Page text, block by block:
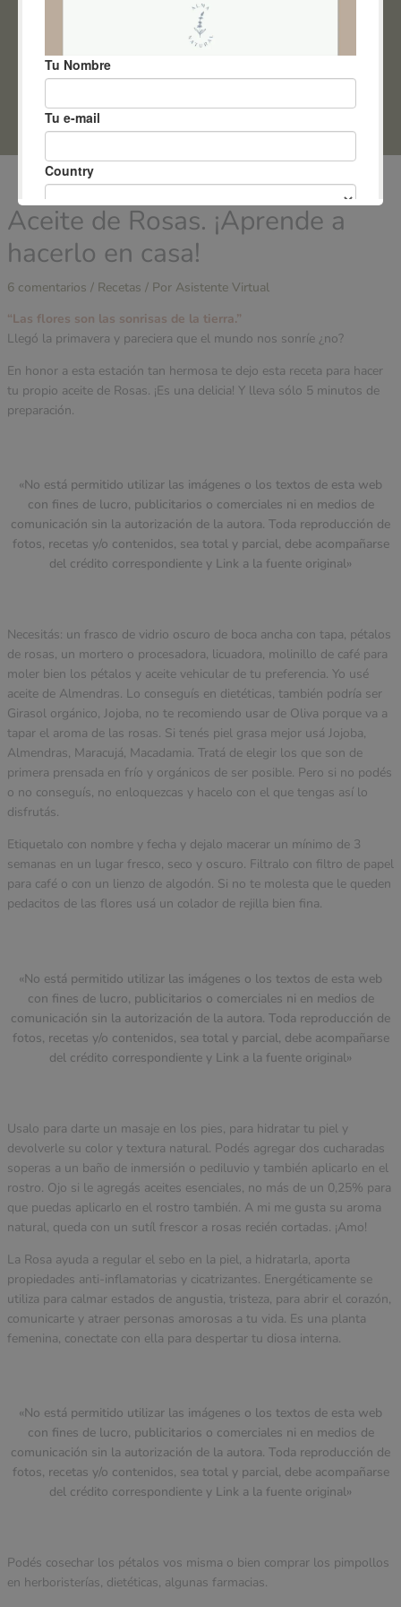
ACCESO ALUMNAS
Aceite de Rosas. ¡Aprende a
hacerlo en casa!
6 comentarios / Recetas / Por Asistente Virtual
“Las flores son las sonrisas de la tierra.”
Llegó la primavera y pareciera que el mundo nos sonríe ¿no?
En honor a esta estación tan hermosa te dejo esta receta para hacer
tu propio aceite de Rosas. ¡Es una delicia! Y lleva sólo 5 minutos de
preparación.
«No está permitido utilizar las imágenes o los textos de esta web
con fines de lucro, publicitarios o comerciales ni en medios de
comunicación sin la autorización de la autora. Toda reproducción de
fotos, recetas y/o contenidos, sea total y parcial, debe acompañarse
del crédito correspondiente y Link a la fuente original»
Necesitás: un frasco de vidrio oscuro de boca ancha con tapa, pétalos
de rosas, un mortero o procesadora, licuadora, molinillo de café para
moler bien los pétalos y aceite vehicular de tu preferencia. Yo usé
aceite de Almendras. Lo conseguís en dietéticas, también podría ser
Girasol orgánico, Jojoba, no te recomiendo usar de Oliva porque va a
tapar el aroma de las rosas. Si tenés piel grasa mejor usá Jojoba,
Almendras, Maracujá, Macadamia. Tratá de elegir los que son de
primera prensada en frío y orgánicos de ser posible. Pero si no podés
o no conseguís, no enloquezcas y hacelo con el que tengas así lo
disfrutás.
Etiquetalo con nombre y fecha y dejalo macerar un mínimo de 3
semanas en un lugar fresco, seco y oscuro. Filtralo con filtro de papel
para café o con un lienzo de algodón. Si no te molesta que le queden
pedacitos de las flores usá un colador de rejilla bien fina.
«No está permitido utilizar las imágenes o los textos de esta web
con fines de lucro, publicitarios o comerciales ni en medios de
comunicación sin la autorización de la autora. Toda reproducción de
fotos, recetas y/o contenidos, sea total y parcial, debe acompañarse
del crédito correspondiente y Link a la fuente original»
Usalo para darte un masaje en los pies, para hidratar tu piel y
devolverle su color y textura natural. Podés agregar dos cucharadas
soperas a un baño de inmersión o pediluvio y también aplicarlo en el
rostro. Ojo si le agregás aceites esenciales, no más de un 0,25% para
que puedas aplicarlo en el rostro también. A mi me gusta su aroma
natural, queda con un sutíl frescor a rosas recién cortadas. ¡Amo!
La Rosa ayuda a regular el sebo en la piel, a hidratarla, aporta
propiedades anti-inflamatorias y cicatrizantes. Energéticamente se
utiliza para calmar estados de angustia, tristeza, para abrir el corazón,
comunicarte y atraer personas amorosas a tu vida. Es una planta
femenina, conectate con ella para despertar tu diosa interna.
«No está permitido utilizar las imágenes o los textos de esta web
con fines de lucro, publicitarios o comerciales ni en medios de
comunicación sin la autorización de la autora. Toda reproducción de
fotos, recetas y/o contenidos, sea total y parcial, debe acompañarse
del crédito correspondiente y Link a la fuente original»
Podés cosechar los pétalos vos misma o bien comprar los pimpollos
en herboristerías, dietéticas, algunas farmacias.